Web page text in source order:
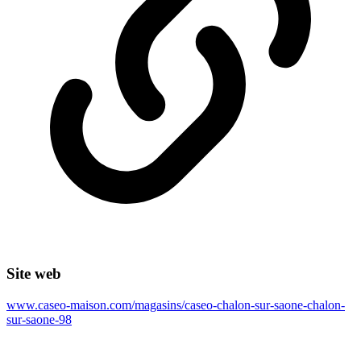
Site web
www.caseo-maison.com/magasins/caseo-chalon-sur-saone-chalon-
sur-saone-98